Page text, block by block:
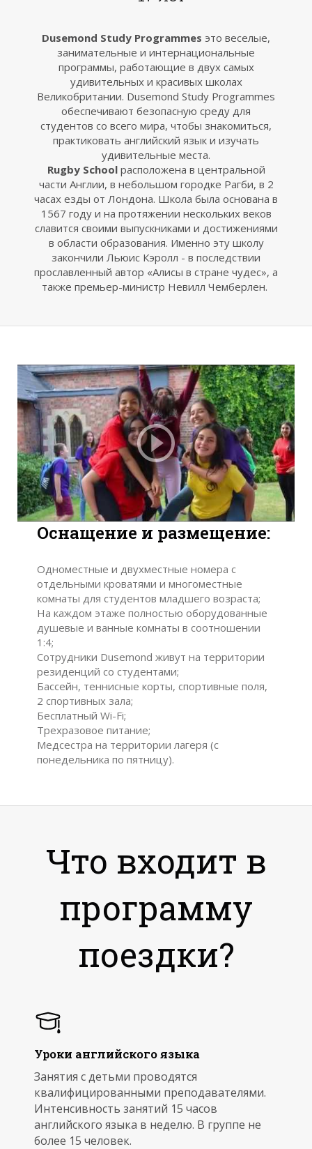
Dusemond Study Programmes это веселые,
занимательные и интернациональные
программы, работающие в двух самых
удивительных и красивых школах
Великобритании. Dusemond Study Programmes
обеспечивают безопасную среду для
студентов со всего мира, чтобы знакомиться,
практиковать английский язык и изучать
удивительные места.
Rugby Schoolрасположена в центральной
части Англии, в небольшом городке Рагби, в 2
часах езды от Лондона. Школа была основана в
1567 году и на протяжении нескольких веков
славится своими выпускниками и достижениями
в области образования. Именно эту школу
закончили Льюис Кэролл - в последствии
прославленный автор «Алисы в стране чудес», а
также премьер-министр Невилл Чемберлен.
Оснащение и размещение:
Одноместные и двухместные номера с
отдельными кроватями и многоместные
комнаты для студентов младшего возраста;
На каждом этаже полностью оборудованные
душевые и ванные комнаты в соотношении
1:4;
Сотрудники Dusemond живут на территории
резиденций со студентами;
Бассейн, теннисные корты, спортивные поля,
2 спортивных зала;
Бесплатный Wi-Fi;
Трехразовое питание;
Медсестра на территории лагеря (с
понедельника по пятницу).
Что входит в
программу
поездки?
Уроки английского языка
Занятия с детьми проводятся
квалифицированными преподавателями.
Интенсивность занятий 15 часов
английского языка в неделю. В группе не
более 15 человек.